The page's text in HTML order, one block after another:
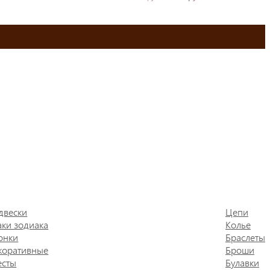
зодиака
Цепи
Колье
Браслеты
Броши
Булавки